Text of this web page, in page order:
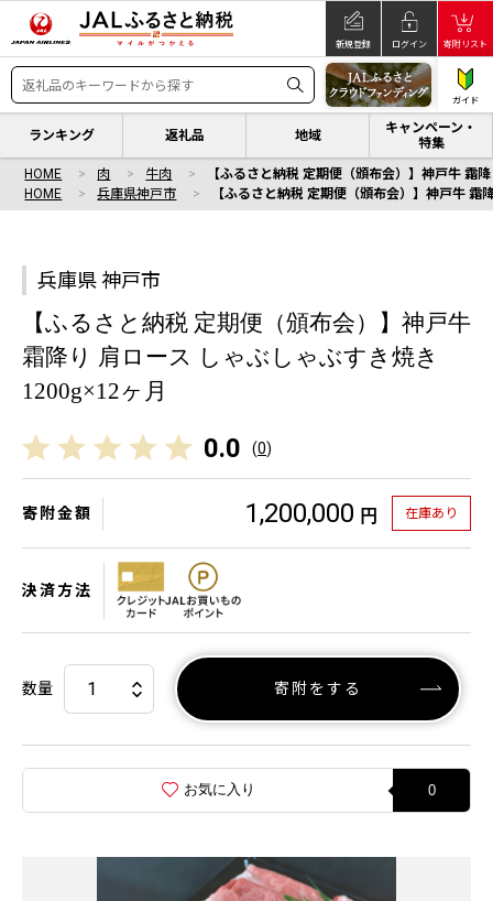
新規登録 ログイン 寄附リスト
ガイド
ランキング 返礼品 地域
キャンペーン・
特集
HOME 肉 牛肉
【ふるさと納税 定期便（頒布会）】神戸牛 霜
HOME
兵庫県神戸市 【ふるさと納税 定期便（頒布会）】神戸牛
兵庫県 神戸市
【ふるさと納税 定期便（頒布会）】神戸牛
霜降り 肩ロース しゃぶしゃぶすき焼き
1200g×12ヶ月
0.0 (0)
寄附金額 1,200,000 円 在庫あり
決済方法
数量 寄附をする
お気に入り 0